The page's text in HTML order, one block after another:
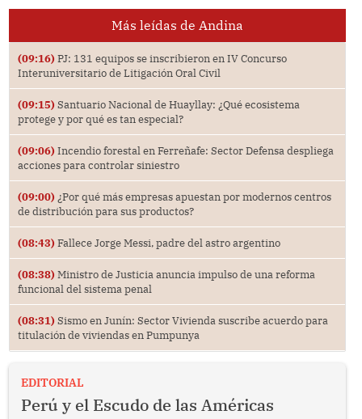
Más leídas de Andina
(09:16) PJ: 131 equipos se inscribieron en IV Concurso
Interuniversitario de Litigación Oral Civil
(09:15) Santuario Nacional de Huayllay: ¿Qué ecosistema
protege y por qué es tan especial?
(09:06) Incendio forestal en Ferreñafe: Sector Defensa despliega
acciones para controlar siniestro
(09:00) ¿Por qué más empresas apuestan por modernos centros
de distribución para sus productos?
(08:43) Fallece Jorge Messi, padre del astro argentino
(08:38) Ministro de Justicia anuncia impulso de una reforma
funcional del sistema penal
(08:31) Sismo en Junín: Sector Vivienda suscribe acuerdo para
titulación de viviendas en Pumpunya
EDITORIAL
Perú y el Escudo de las Américas